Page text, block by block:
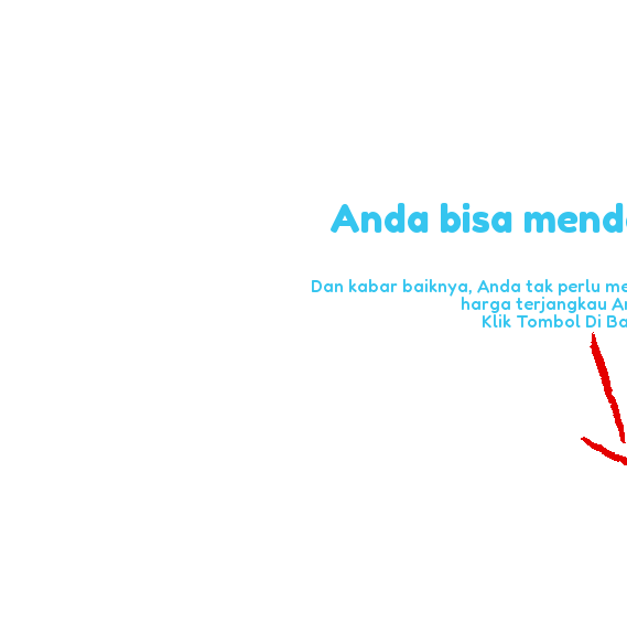
Anda bisa
Dan kabar baiknya, Anda tak perlu
harga terjangkau
Klik Tombol Di